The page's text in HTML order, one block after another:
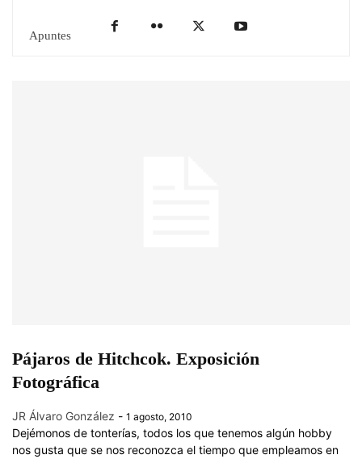
Apuntes
Pájaros de Hitchcok. Exposición
Fotográfica
JR Álvaro González - 1 agosto, 2010
Dejémonos de tonterías, todos los que tenemos algún hobby
nos gusta que se nos reconozca el tiempo que empleamos en